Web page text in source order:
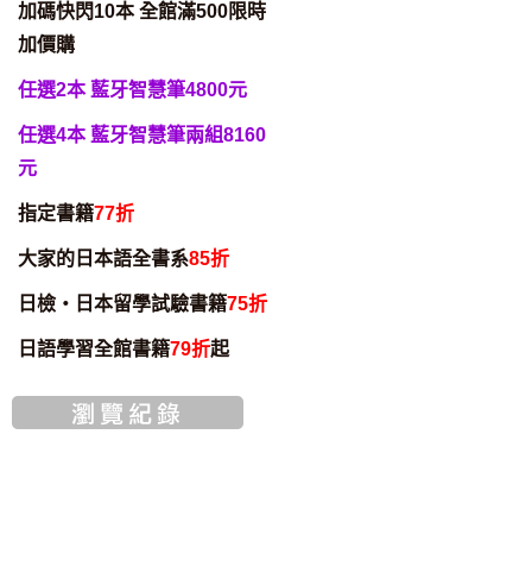
加碼快閃10本 全館滿500限時
加價購
任選2本 藍牙智慧筆4800元
任選4本 藍牙智慧筆兩組8160
元
指定書籍77折
大家的日本語全書系85折
日檢・日本留學試驗書籍75折
日語學習全館書籍79折起